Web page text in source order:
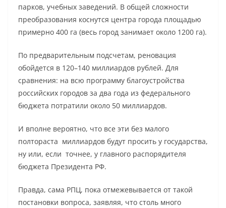
парков, учебных заведений. В общей сложности
преобразования коснутся центра города площадью
примерно 400 га (весь город занимает около 1200 га).
По предварительным подсчетам, реновация
обойдется в 120–140 миллиардов рублей. Для
сравнения: на всю программу благоустройства
российских городов за два года из федерального
бюджета потратили около 50 миллиардов.
И вполне вероятно, что все эти без малого
полтораста миллиардов будут просить у государства,
ну или, если точнее, у главного распорядителя
бюджета Президента РФ.
Правда, сама РПЦ, пока отмежевывается от такой
постановки вопроса, заявляя, что столь много